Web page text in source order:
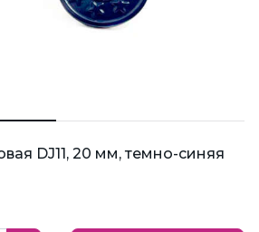
DJ11, 20 мм, темно-синяя